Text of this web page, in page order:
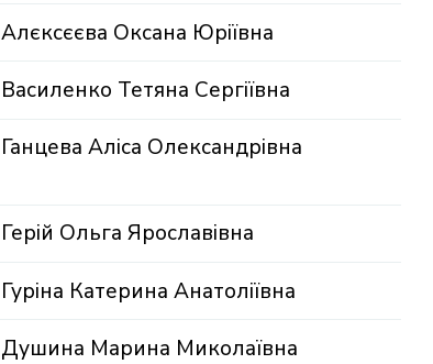
Алєксєєва Оксана Юріївна
Василенко Тетяна Сергіївна
Ганцева Аліса Олександрівна
Герій Ольга Ярославівна
Гуріна Катерина Анатоліївна
Душина Марина Миколаївна